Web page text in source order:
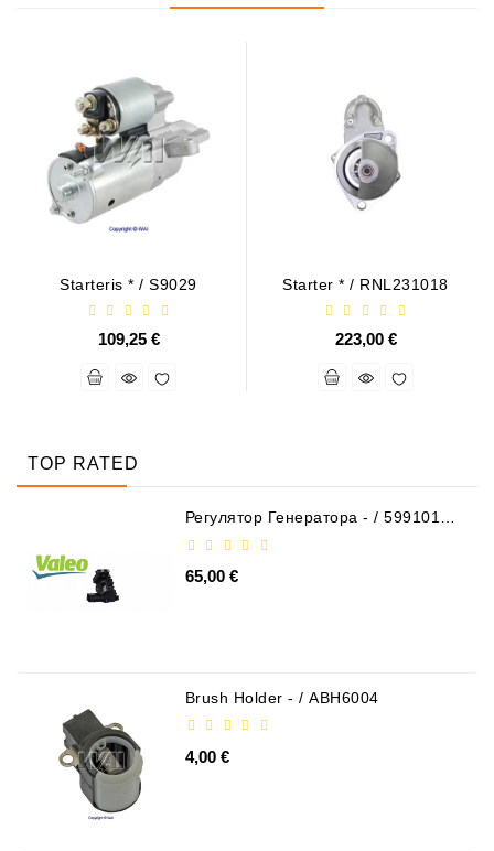
Starteris * / S9029
109,25 €
Starter * / RNL231018
223,00 €
TOP RATED
Регулятор Генератора - / 599101
65,00 €
Brush Holder - / ABH6004
4,00 €